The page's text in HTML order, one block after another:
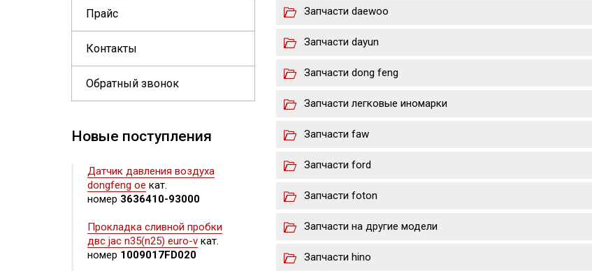
Прайс
Контакты
Обратный звонок
Новые поступления
Датчик давления воздуха
dongfeng oe кат.
номер 3636410-93000
Прокладка сливной пробки
двс jac n35(n25) euro-v кат.
номер 1009017FD020
Запчасти daewoo
Запчасти dayun
Запчасти dong feng
Запчасти легковые иномарки
Запчасти faw
Запчасти ford
Запчасти foton
Запчасти на другие модели
Запчасти hino